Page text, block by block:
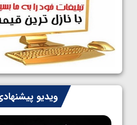
کشتی آزاد نوجوانان جهان؛ رقبای
ایران مشخص شدند
1405/05/08
کشتی فرنگی نوجوانان جهان؛ سکوی
سوم برای ایران
1405/05/07
ایران چشم به راه چهار مدال در پنج
کشتی فرنگی نوجوانان جهان
1405/05/06
ویدیو